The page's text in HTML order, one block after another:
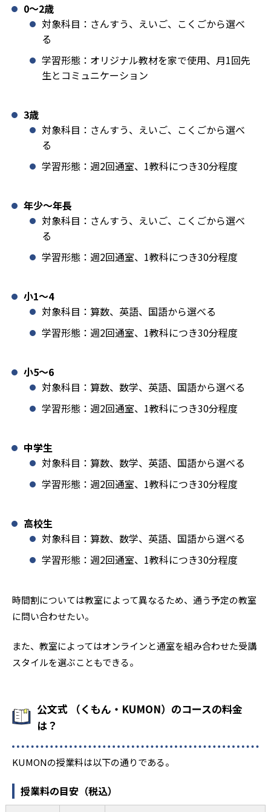
0〜2歳
対象科目：さんすう、えいご、こくごから選べ
る
学習形態：オリジナル教材を家で使用、月1回先
生とコミュニケーション
3歳
対象科目：さんすう、えいご、こくごから選べ
る
学習形態：週2回通室、1教科につき30分程度
年少〜年長
対象科目：さんすう、えいご、こくごから選べ
る
学習形態：週2回通室、1教科につき30分程度
小1️〜4
対象科目：算数、英語、国語から選べる
学習形態：週2回通室、1教科につき30分程度
小5〜6
対象科目：算数、数学、英語、国語から選べる
学習形態：週2回通室、1教科につき30分程度
中学生
対象科目：算数、数学、英語、国語から選べる
学習形態：週2回通室、1教科につき30分程度
高校生
対象科目：算数、数学、英語、国語から選べる
学習形態：週2回通室、1教科につき30分程度
時間割については教室によって異なるため、通う予定の教室
に問い合わせたい。
また、教室によってはオンラインと通室を組み合わせた受講
スタイルを選ぶこともできる。
公文式 （くもん・KUMON）のコースの料金
は？
KUMONの授業料は以下の通りである。
授業料の目安（税込）